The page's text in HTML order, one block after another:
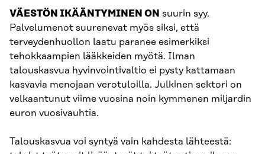
VÄESTÖN IKÄÄNTYMINEN ON suurin syy.
Palvelumenot suurenevat myös siksi, että
terveydenhuollon laatu paranee esimerkiksi
tehokkaampien lääkkeiden myötä. Ilman
talouskasvua hyvinvointivaltio ei pysty kattamaan
kasvavia menojaan verotuloilla. Julkinen sektori on
velkaantunut viime vuosina noin kymmenen miljardin
euron vuosivauhtia.
Talouskasvua voi syntyä vain kahdesta lähteestä: